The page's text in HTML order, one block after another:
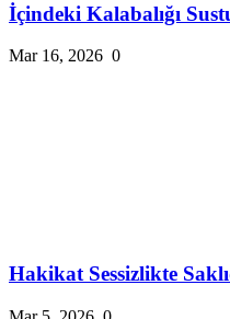
İçindeki Kalabalığı
Mar 16, 2026 0
Hakikat Sessizlikte